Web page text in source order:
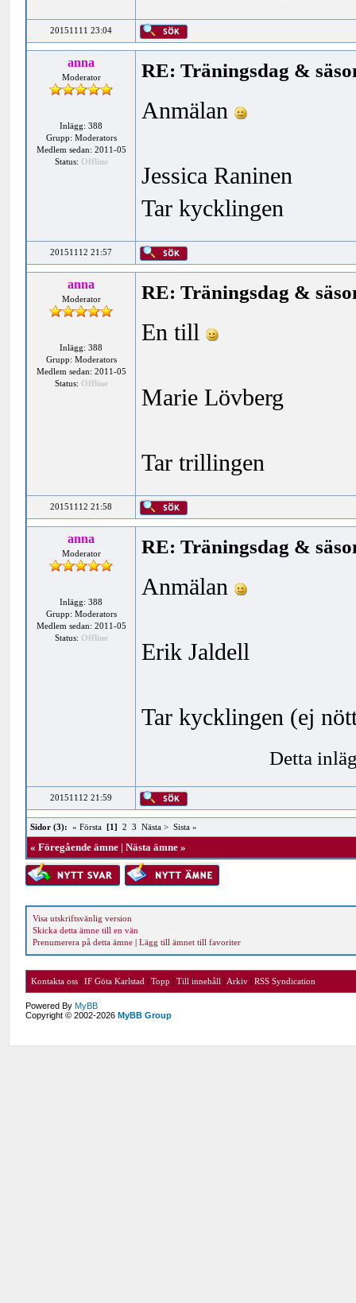
20151111 23:04
anna
Moderator
Inlägg: 388
Grupp: Moderators
Medlem sedan: 2011-05
Status: Offline
RE: Träningsdag &
Anmälan
Jessica Raninen
Tar kycklingen
20151112 21:57
anna
Moderator
Inlägg: 388
Grupp: Moderators
Medlem sedan: 2011-05
Status: Offline
RE: Träningsdag &
En till
Marie Lövberg
Tar trillingen
20151112 21:58
anna
Moderator
Inlägg: 388
Grupp: Moderators
Medlem sedan: 2011-05
Status: Offline
RE: Träningsdag &
Anmälan
Erik Jaldell
Tar kycklingen (ej
Detta
20151112 21:59
Sidor (3): « Första [1] 2 3 Nästa > Sista »
«Föregående ämne |Nästa ämne »
Visa utskriftsvänlig version
Skicka detta ämne till en vän
Prenumerera på detta ämne |Lägg till ämnet till favoriter
Kontakta oss |IF Göta Karlstad |Topp |Till innehåll | Arkiv |RSS Syndication
Powered ByMyBB
Copyright © 2002-2026MyBB Group